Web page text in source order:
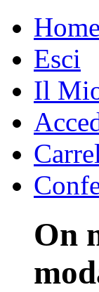
Home
Esci
Il
On